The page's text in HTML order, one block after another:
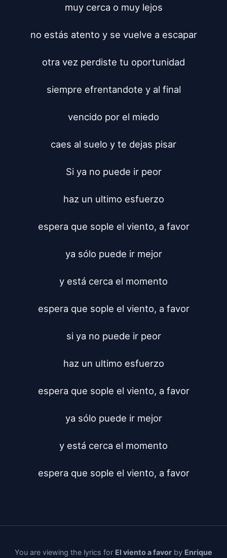
muy cerca o muy lejos
no estás atento y se vuelve a escapar
otra vez perdiste tu oportunidad
siempre efrentandote y al final
vencido por el miedo
caes al suelo y te dejas pisar
Si ya no puede ir peor
haz un ultimo esfuerzo
espera que sople el viento, a favor
ya sólo puede ir mejor
y está cerca el momento
espera que sople el viento, a favor
si ya no puede ir peor
haz un ultimo esfuerzo
espera que sople el viento, a favor
ya sólo puede ir mejor
y está cerca el momento
espera que sople el viento, a favor
You are viewing the lyrics for El viento a favor by Enrique